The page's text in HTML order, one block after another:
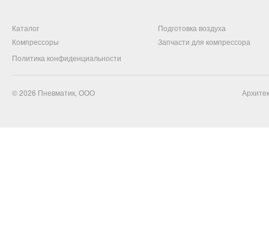
Каталог
Компрессоры
Подготовка воздуха
Запчасти для компрессора
Политика конфиденциальности
© 2026 Пневматик, ООО